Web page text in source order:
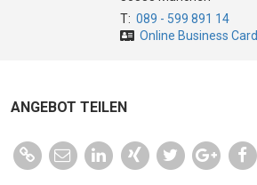
T: 089 - 599 891 14
Online Business Card
ANGEBOT TEILEN